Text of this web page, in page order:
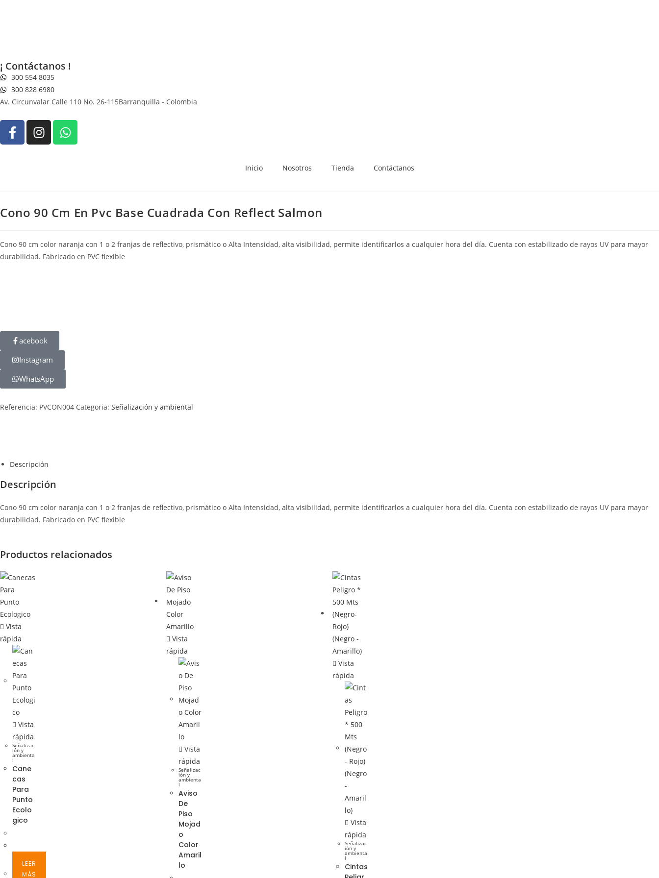
¡ Contáctanos !
300 554 8035
300 828 6980
Av. Circunvalar Calle 110 No. 26-115Barranquilla - Colombia
Inicio Nosotros Tienda Contáctanos
Cono 90 Cm En Pvc Base Cuadrada Con Reflect Salmon
Cono 90 cm color naranja con 1 o 2 franjas de reflectivo, prismático o Alta Intensidad, alta visibilidad, permite identificarlos a cualquier hora del día. Cuenta con estabilizado de rayos UV para mayor
durabilidad. Fabricado en PVC flexible
acebook
Instagram
WhatsApp
Referencia: PVCON004 Categoria: Señalización y ambiental
Descripción
Descripción
Cono 90 cm color naranja con 1 o 2 franjas de reflectivo, prismático o Alta Intensidad, alta visibilidad, permite identificarlos a cualquier hora del día. Cuenta con estabilizado de rayos UV para mayor
durabilidad. Fabricado en PVC flexible
Productos relacionados
Vista
rápida
Vista
rápida
Señalizac
ión y
ambienta
l
Cane
cas
Para
Punto
Ecolo
gico
LEER
MÁS
Vista
rápida
Vista
rápida
Señalizac
ión y
ambienta
l
Aviso
De
Piso
Mojad
o
Color
Amaril
lo
Vista
rápida
Vista
rápida
Señalizac
ión y
ambienta
l
Cintas